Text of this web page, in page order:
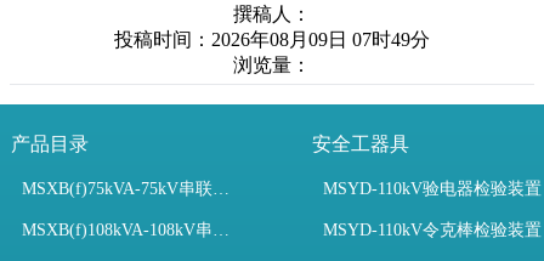
撰稿人：
投稿时间：2026年08月09日 07时49分
浏览量：
产品目录
MSXB(f)75kVA-75kV串联谐振装置
MSXB(f)108kVA-108kV串联谐振试验装置
安全工器具
MSYD-110kV验电器检验装置
MSYD-110kV令克棒检验装置